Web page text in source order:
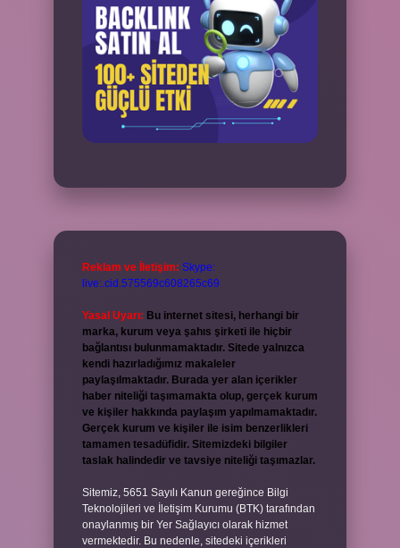
Reklam ve İletişim: Skype:
live:.cid.575569c608265c69
Yasal Uyarı: Bu internet sitesi, herhangi bir
marka, kurum veya şahıs şirketi ile hiçbir
bağlantısı bulunmamaktadır. Sitede yalnızca
kendi hazırladığımız makaleler
paylaşılmaktadır. Burada yer alan içerikler
haber niteliği taşımamakta olup, gerçek kurum
ve kişiler hakkında paylaşım yapılmamaktadır.
Gerçek kurum ve kişiler ile isim benzerlikleri
tamamen tesadüfidir. Sitemizdeki bilgiler
taslak halindedir ve tavsiye niteliği taşımazlar.
Sitemiz, 5651 Sayılı Kanun gereğince Bilgi
Teknolojileri ve İletişim Kurumu (BTK) tarafından
onaylanmış bir Yer Sağlayıcı olarak hizmet
vermektedir. Bu nedenle, sitedeki içerikleri